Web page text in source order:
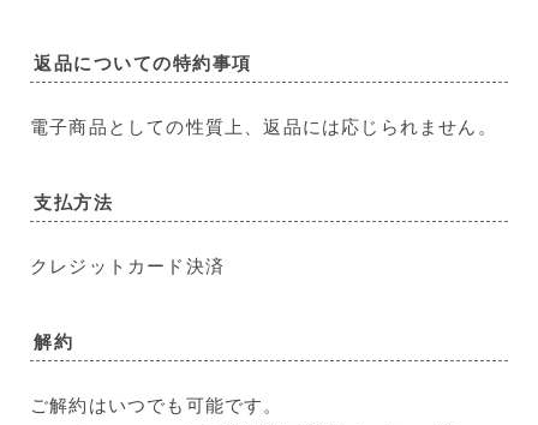
返品についての特約事項
電子商品としての性質上、返品には応じられません。
支払方法
クレジットカード決済
解約
ご解約はいつでも可能です。